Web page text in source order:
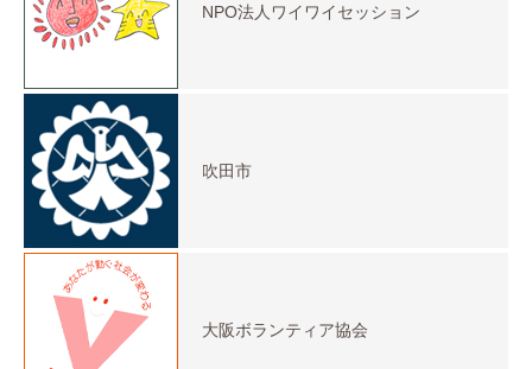
NPO法人ワイワイセッション
吹田市
大阪ボランティア協会